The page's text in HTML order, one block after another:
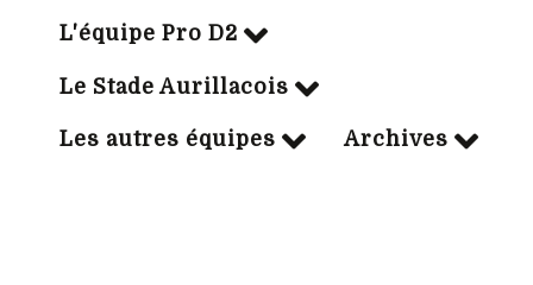
L'équipe Pro D2
Le Stade Aurillacois
Les autres équipes Archives